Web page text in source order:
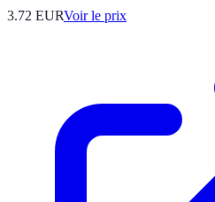
3.72 EURVoir le prix